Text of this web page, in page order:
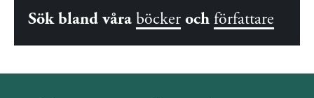
Sök bland våra böcker och författare